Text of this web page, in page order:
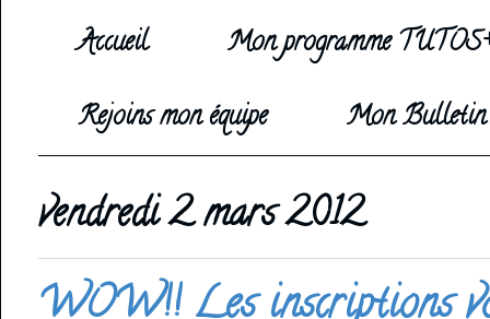
Accueil
Mon programme
Rejoins mon équipe
Mon
vendredi 2 mars 2012